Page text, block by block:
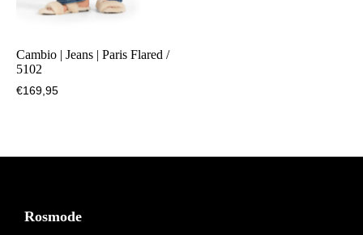
Cambio | Jeans | Paris Flared /
5102
€169,95
Footer
Rosmode